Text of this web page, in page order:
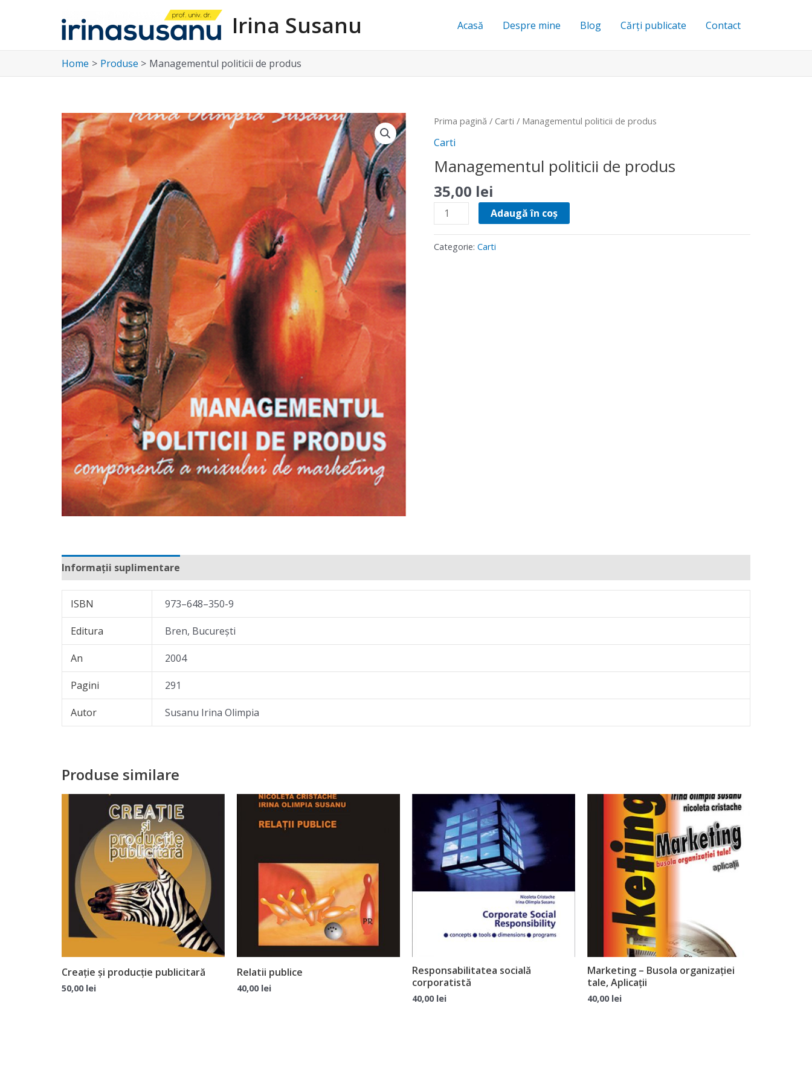
Irina Susanu Acasă Despre mine Blog Cărți publicate Contact
Home Produse Managementul politicii de produs
Prima pagină / Carti / Managementul politicii de produs
Carti
Managementul politicii de produs
35,00 lei
Cantitate
Managementul
de
Adaugă în coș
Categorie: Carti
Informații suplimentare
ISBN 973–648–350-9
Editura Bren, Bucureşti
An 2004
Pagini 291
Autor Susanu Irina Olimpia
Produse similare
Creație și producție publicitară
50,00 lei
Relatii publice
40,00 lei
Responsabilitatea socială
corporatistă
40,00 lei
Marketing – Busola organizației
tale, Aplicații
40,00 lei